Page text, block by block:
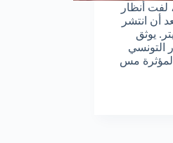
أنظار
أن انتشر
يوثق
التونسي
مس